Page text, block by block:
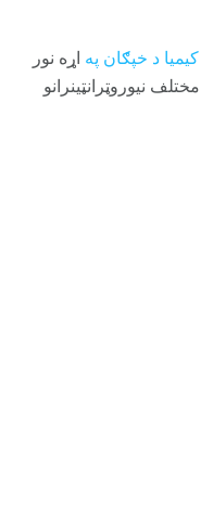
د خپګان په اړه نور
نیوروټرانټینرانو